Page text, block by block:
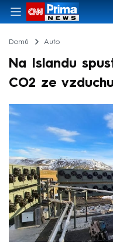
Domů Auto
Na Islandu
CO2 ze